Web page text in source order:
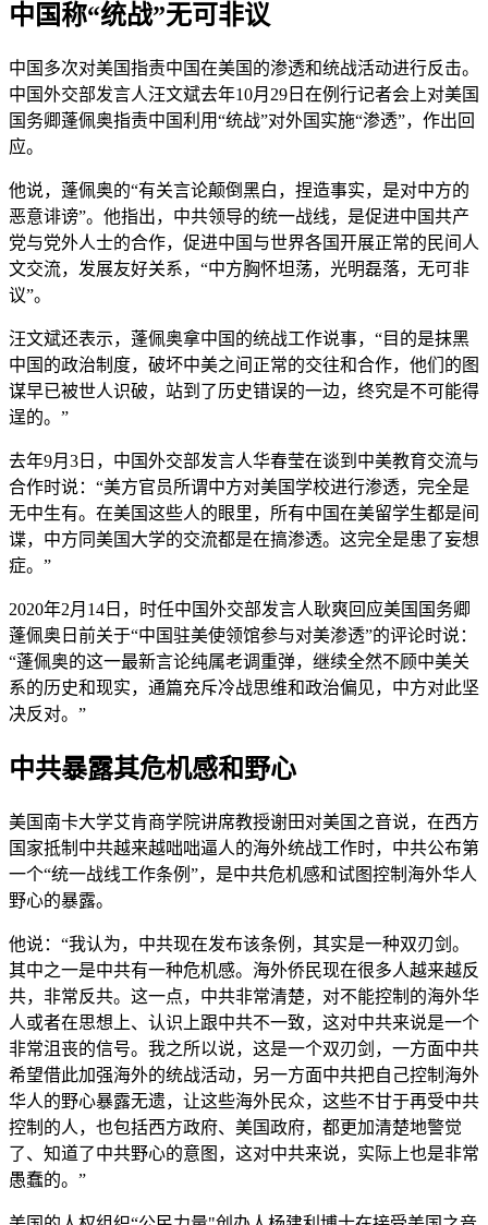
中国称“统战”无可非议
中国多次对美国指责中国在美国的渗透和统战活动进行反击。
中国外交部发言人汪文斌去年10月29日在例行记者会上对美国
国务卿蓬佩奥指责中国利用“统战”对外国实施“渗透”，作出回
应。
他说，蓬佩奥的“有关言论颠倒黑白，捏造事实，是对中方的
恶意诽谤”。他指出，中共领导的统一战线，是促进中国共产
党与党外人士的合作，促进中国与世界各国开展正常的民间人
文交流，发展友好关系，“中方胸怀坦荡，光明磊落，无可非
议”。
汪文斌还表示，蓬佩奥拿中国的统战工作说事，“目的是抹黑
中国的政治制度，破坏中美之间正常的交往和合作，他们的图
谋早已被世人识破，站到了历史错误的一边，终究是不可能得
逞的。”
去年9月3日，中国外交部发言人华春莹在谈到中美教育交流与
合作时说：“美方官员所谓中方对美国学校进行渗透，完全是
无中生有。在美国这些人的眼里，所有中国在美留学生都是间
谍，中方同美国大学的交流都是在搞渗透。这完全是患了妄想
症。”
2020年2月14日，时任中国外交部发言人耿爽回应美国国务卿
蓬佩奥日前关于“中国驻美使领馆参与对美渗透”的评论时说：
“蓬佩奥的这一最新言论纯属老调重弹，继续全然不顾中美关
系的历史和现实，通篇充斥冷战思维和政治偏见，中方对此坚
决反对。”
中共暴露其危机感和野心
美国南卡大学艾肯商学院讲席教授谢田对美国之音说，在西方
国家抵制中共越来越咄咄逼人的海外统战工作时，中共公布第
一个“统一战线工作条例”，是中共危机感和试图控制海外华人
野心的暴露。
他说：“我认为，中共现在发布该条例，其实是一种双刃剑。
其中之一是中共有一种危机感。海外侨民现在很多人越来越反
共，非常反共。这一点，中共非常清楚，对不能控制的海外华
人或者在思想上、认识上跟中共不一致，这对中共来说是一个
非常沮丧的信号。我之所以说，这是一个双刃剑，一方面中共
希望借此加强海外的统战活动，另一方面中共把自己控制海外
华人的野心暴露无遗，让这些海外民众，这些不甘于再受中共
控制的人，也包括西方政府、美国政府，都更加清楚地警觉
了、知道了中共野心的意图，这对中共来说，实际上也是非常
愚蠢的。”